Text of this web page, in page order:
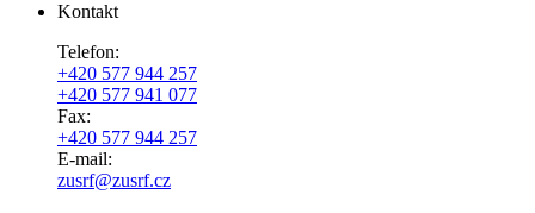
Kontakt
Telefon:
+420 577 944 257
+420 577 941 077
Fax:
+420 577 944 257
E-mail:
zusrf@zusrf.cz